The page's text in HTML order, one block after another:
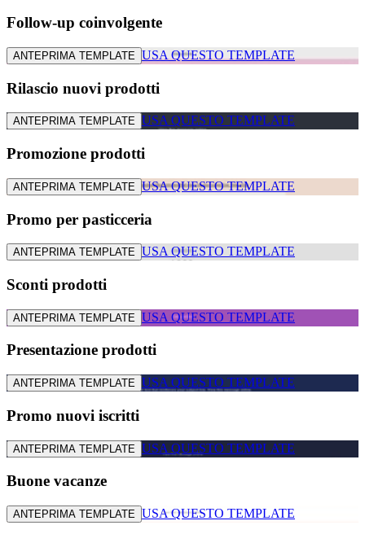
Follow-up coinvolgente
ANTEPRIMA TEMPLATE USA QUESTO TEMPLATE
Rilascio nuovi prodotti
ANTEPRIMA TEMPLATE USA QUESTO TEMPLATE
Promozione prodotti
ANTEPRIMA TEMPLATE USA QUESTO TEMPLATE
Promo per pasticceria
ANTEPRIMA TEMPLATE USA QUESTO TEMPLATE
Sconti prodotti
ANTEPRIMA TEMPLATE USA QUESTO TEMPLATE
Presentazione prodotti
ANTEPRIMA TEMPLATE USA QUESTO TEMPLATE
Promo nuovi iscritti
ANTEPRIMA TEMPLATE USA QUESTO TEMPLATE
Buone vacanze
ANTEPRIMA TEMPLATE USA QUESTO TEMPLATE